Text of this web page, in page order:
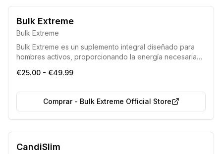
Bulk Extreme
Bulk Extreme
Bulk Extreme es un suplemento integral diseñado para
hombres activos, proporcionando la energía necesaria
entrenamiento y fomentando el crecimiento muscular. Sus
optimizan los niveles de testosterona y reducen la fatiga.
€25.00 - €49.99
Comprar- Bulk Extreme Official Store
CandiSlim